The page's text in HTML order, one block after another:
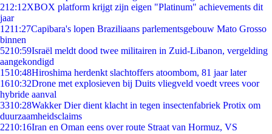
212:12XBOX platform krijgt zijn eigen "Platinum" achievements dit
jaar
1211:27Capibara's lopen Braziliaans parlementsgebouw Mato Grosso
binnen
5210:59Israël meldt dood twee militairen in Zuid-Libanon, vergelding
aangekondigd
1510:48Hiroshima herdenkt slachtoffers atoombom, 81 jaar later
1610:32Drone met explosieven bij Duits vliegveld voedt vrees voor
hybride aanval
3310:28Wakker Dier dient klacht in tegen insectenfabriek Protix om
duurzaamheidsclaims
2210:16Iran en Oman eens over route Straat van Hormuz, VS